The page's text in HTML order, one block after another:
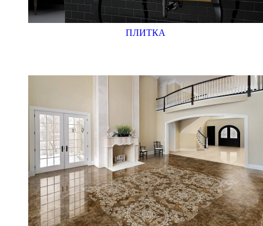
ПЛИТКА